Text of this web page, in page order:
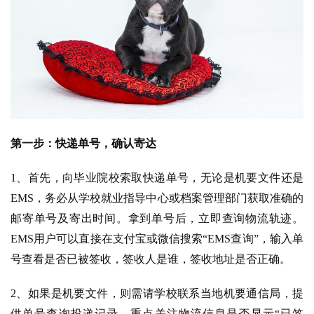
第一步：快递单号，确认寄达
1、首先，向毕业院校索取快递单号，无论是机要文件还是
EMS，务必从学校就业指导中心或档案管理部门获取准确的
邮寄单号及寄出时间。拿到单号后，立即查询物流轨迹。
EMS用户可以直接在支付宝或微信搜索“EMS查询”，输入单
号查看是否已被签收，签收人是谁，签收地址是否正确。
2、如果是机要文件，则需请学校联系当地机要通信局，提